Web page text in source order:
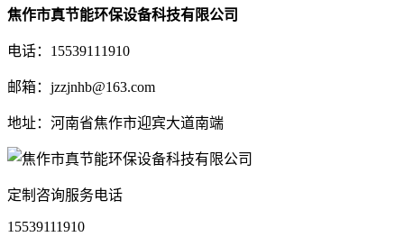
焦作市真节能环保设备科技有限公司
电话：15539111910
邮箱：jzzjnhb@163.com
地址：河南省焦作市迎宾大道南端
定制咨询服务电话
15539111910